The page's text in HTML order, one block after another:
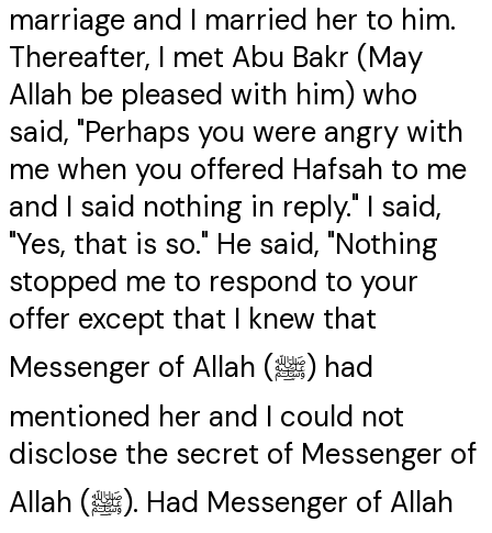
marriage and I married her to him.
Thereafter, I met Abu Bakr (May
Allah be pleased with him) who
said, "Perhaps you were angry with
me when you offered Hafsah to me
and I said nothing in reply." I said,
"Yes, that is so." He said, "Nothing
stopped me to respond to your
offer except that I knew that
Messenger of Allah (ﷺ) had
mentioned her and I could not
disclose the secret of Messenger of
Allah (ﷺ). Had Messenger of Allah